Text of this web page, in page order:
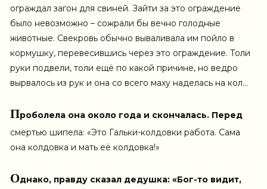
ограждал загон для свиней. Зайти за это ограждение
было невозможно – сожрали бы вечно голодные
животные. Свекровь обычно вываливала им пойло в
кормушку, перевесившись через это ограждение. Толи
руки подвели, толи ещё по какой причине, но ведро
вырвалось из рук и она со всего маху наделась на кол…
Проболела она около года и скончалась. Перед
смертью шипела: «Это Гальки-колдовки работа. Сама
она колдовка и мать её колдовка!»
Однако, правду сказал дедушка: «Бог-то видит,